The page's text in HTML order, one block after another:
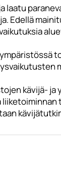
Edellä
kävijä-